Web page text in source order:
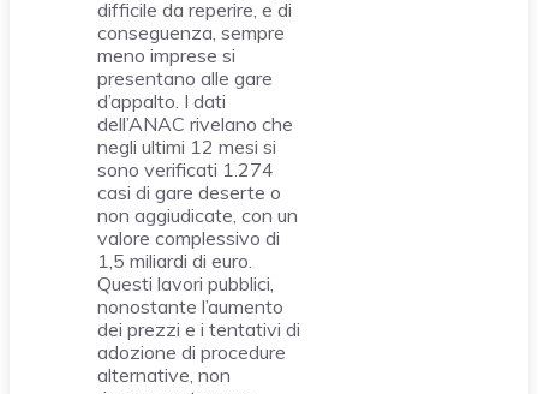
difficile da reperire, e di
conseguenza, sempre
meno imprese si
presentano alle gare
d’appalto. I dati
dell’ANAC rivelano che
negli ultimi 12 mesi si
sono verificati 1.274
casi di gare deserte o
non aggiudicate, con un
valore complessivo di
1,5 miliardi di euro.
Questi lavori pubblici,
nonostante l’aumento
dei prezzi e i tentativi di
adozione di procedure
alternative, non